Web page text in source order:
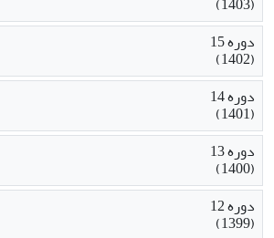
دوره 15
(1402)
دوره 14
(1401)
دوره 13
(1400)
دوره 12
(1399)